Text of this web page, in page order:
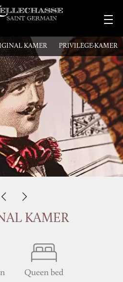
KAMER PRIVILEGE-KAMER
KAMER
Queen bed